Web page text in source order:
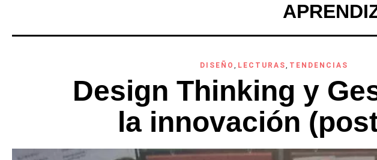
DISEÑO, LECTURAS, TENDENCIAS
Design Thinking y
la innovación